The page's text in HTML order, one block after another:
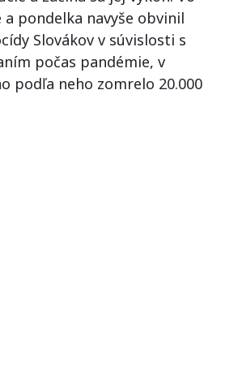
a pondelka navyše obvinil
Slovákov v súvislosti s
počas pandémie, v
podľa neho zomrelo 20.000